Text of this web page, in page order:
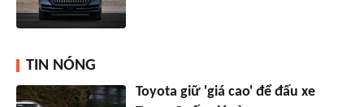
TIN NÓNG
Toyota giữ 'giá cao' để đấu xe